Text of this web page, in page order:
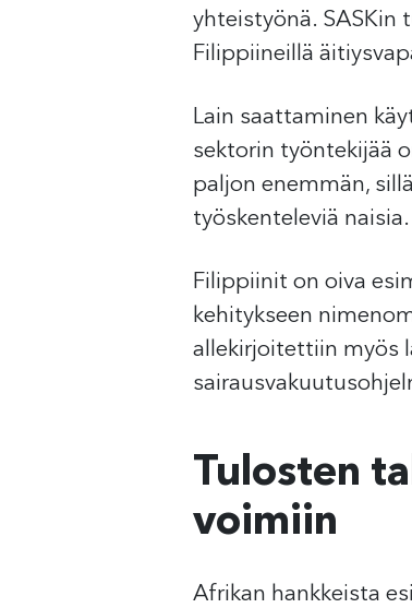
yhteistyönä. SASKin
Filippiineillä
Lain saattaminen
sektorin työntekijää
paljon enemmän,
työskenteleviä naisia.
Filippiinit on oiva
kehitykseen
allekirjoitettiin myös
Tulosten
voimiin
Afrikan hankkeista